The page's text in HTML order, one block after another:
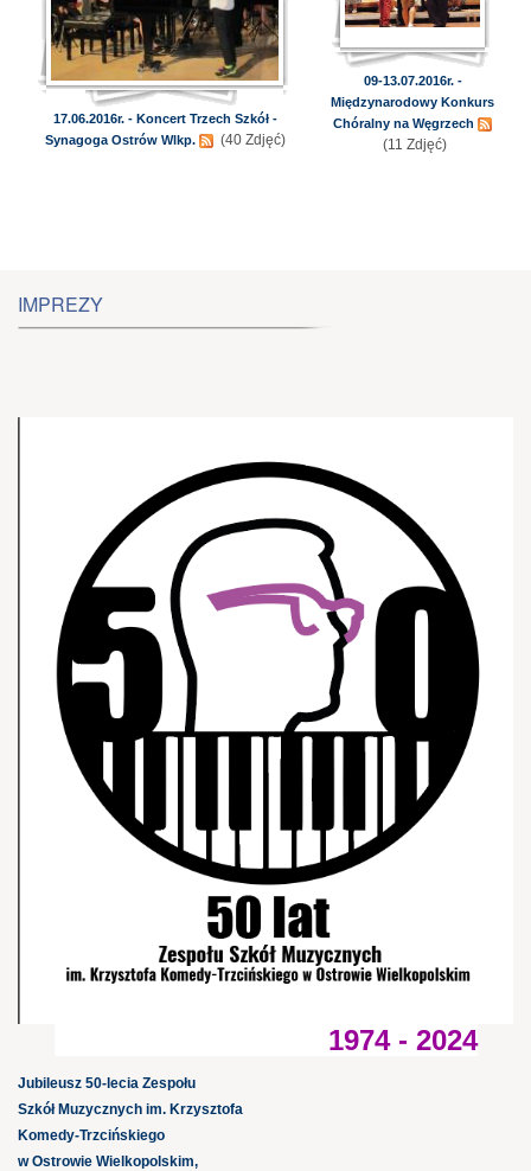
17.06.2016r. - Koncert Trzech Szkół -
Synagoga Ostrów Wlkp.
(40 Zdjęć)
09-13.07.2016r. -
Międzynarodowy Konkurs
Chóralny na Węgrzech
(11 Zdjęć)
IMPREZY
1974 - 2024
Jubileusz 50-lecia Zespołu
Szkół Muzycznych im. Krzysztofa
Komedy-Trzcińskiego
w Ostrowie Wielkopolskim,